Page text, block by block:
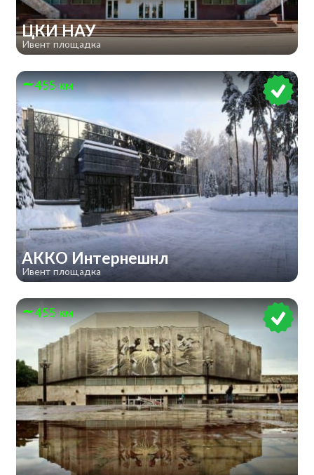
ЦКИ НАУ
Ивент площадка
455 км
АККО Интернешнл
Ивент площадка
455 км